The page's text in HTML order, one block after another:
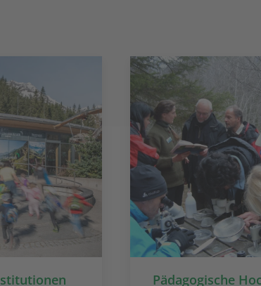
Pädagogische